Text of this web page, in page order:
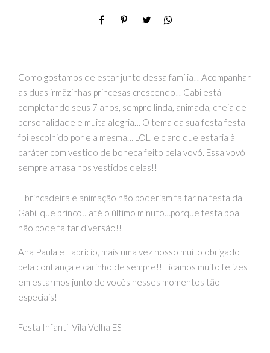
Como gostamos de estar junto dessa família!! Acompanhar
as duas irmãzinhas princesas crescendo!! Gabi está
completando seus 7 anos, sempre linda, animada, cheia de
personalidade e muita alegria… O tema da sua festa festa
foi escolhido por ela mesma… LOL, e claro que estaria à
caráter com vestido de boneca feito pela vovó. Essa vovó
sempre arrasa nos vestidos delas!!
E brincadeira e animação não poderiam faltar na festa da
Gabi, que brincou até o último minuto…porque festa boa
não pode faltar diversão!!
Ana Paula e Fabrício, mais uma vez nosso muito obrigado
pela confiança e carinho de sempre!! Ficamos muito felizes
em estarmos junto de vocês nesses momentos tão
especiais!
Festa Infantil Vila Velha ES